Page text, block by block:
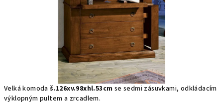
Velká komodaš.126xv.98xhl.53cm se sedmi zásuvkami, odkládacím
výklopným pultem a zrcadlem.